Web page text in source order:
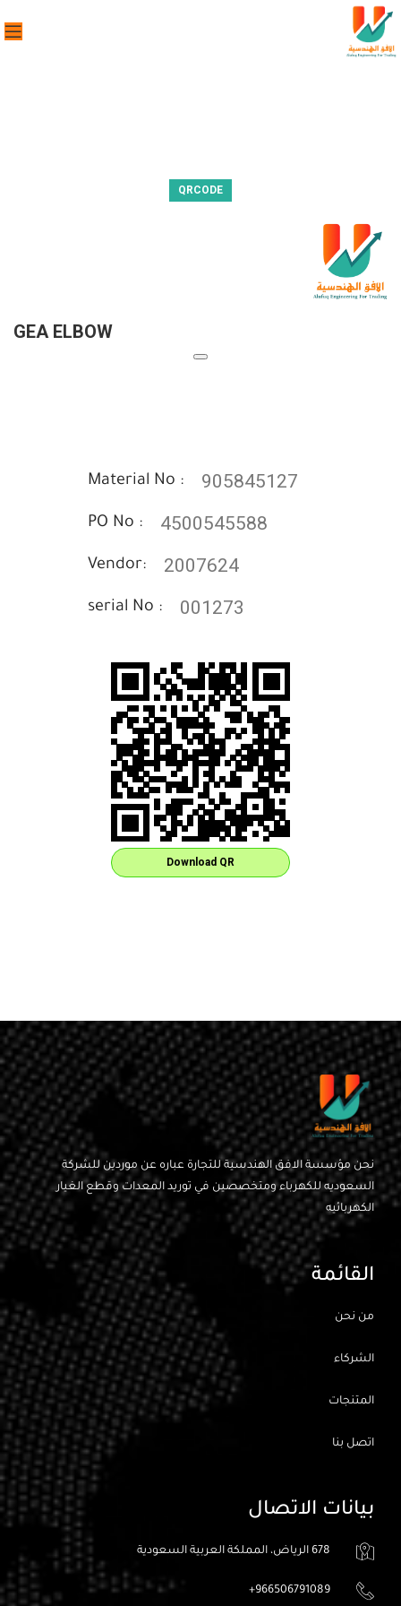
QRCODE
GEA ELBOW
Download QR
Material No : 905845127
PO No : 4500545588
Vendor: 2007624
serial No : 001273
نحن مؤسسة الافق الهندسية للتجارة عباره عن موردين للشركة
السعوديه للكهرباء ومتخصصين في توريد المعدات وقطع الغيار
الكهربائيه
القائمة
من نحن
الشركاء
المتنجات
اتصل بنا
بيانات الاتصال
678 الرياض، المملكة العربية السعودية
966506791089+